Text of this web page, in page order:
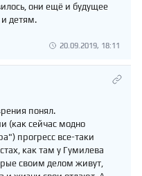
они ещё и будущее
и детям.
20.09.2019, 18:11
понял.
(как сейчас модно
прогресс все-таки
как там у Гумилева
своим делом живут,